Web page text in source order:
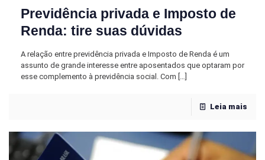
Previdência privada e Imposto de
Renda: tire suas dúvidas
A relação entre previdência privada e Imposto de Renda é um
assunto de grande interesse entre aposentados que optaram por
esse complemento à previdência social. Com
Leia mais